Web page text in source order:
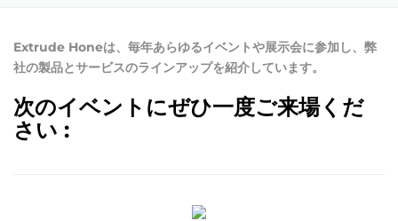
Extrude Honeは、毎年あらゆるイベントや展示会に参加し、弊
社の製品とサービスのラインアップを紹介しています。
次のイベントにぜひ一度ご来場くだ
さい :